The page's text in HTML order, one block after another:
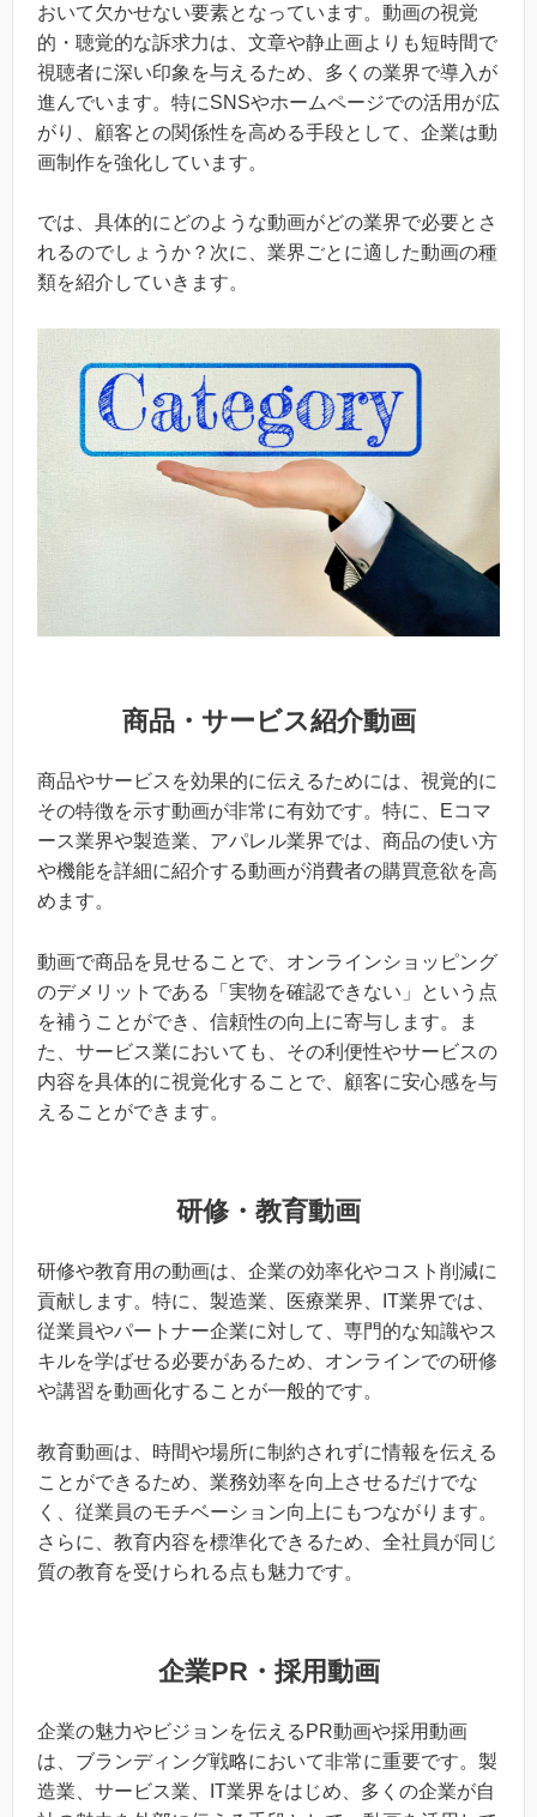
おいて欠かせない要素となっています。動画の視覚
的・聴覚的な訴求力は、文章や静止画よりも短時間で
視聴者に深い印象を与えるため、多くの業界で導入が
進んでいます。特にSNSやホームページでの活用が広
がり、顧客との関係性を高める手段として、企業は動
画制作を強化しています。
では、具体的にどのような動画がどの業界で必要とさ
れるのでしょうか？次に、業界ごとに適した動画の種
類を紹介していきます。
商品・サービス紹介動画
商品やサービスを効果的に伝えるためには、視覚的に
その特徴を示す動画が非常に有効です。特に、Eコマ
ース業界や製造業、アパレル業界では、商品の使い方
や機能を詳細に紹介する動画が消費者の購買意欲を高
めます。
動画で商品を見せることで、オンラインショッピング
のデメリットである「実物を確認できない」という点
を補うことができ、信頼性の向上に寄与します。ま
た、サービス業においても、その利便性やサービスの
内容を具体的に視覚化することで、顧客に安心感を与
えることができます。
研修・教育動画
研修や教育用の動画は、企業の効率化やコスト削減に
貢献します。特に、製造業、医療業界、IT業界では、
従業員やパートナー企業に対して、専門的な知識やス
キルを学ばせる必要があるため、オンラインでの研修
や講習を動画化することが一般的です。
教育動画は、時間や場所に制約されずに情報を伝える
ことができるため、業務効率を向上させるだけでな
く、従業員のモチベーション向上にもつながります。
さらに、教育内容を標準化できるため、全社員が同じ
質の教育を受けられる点も魅力です。
企業PR・採用動画
企業の魅力やビジョンを伝えるPR動画や採用動画
は、ブランディング戦略において非常に重要です。製
造業、サービス業、IT業界をはじめ、多くの企業が自